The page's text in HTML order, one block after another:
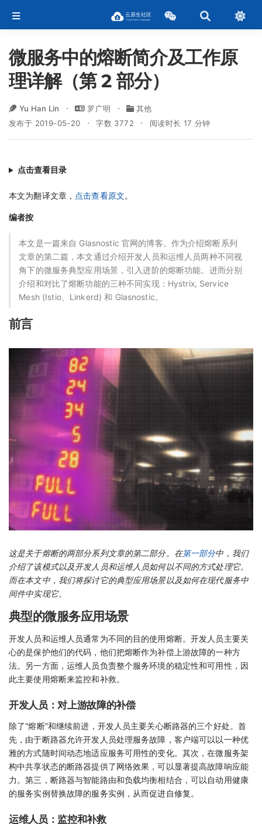
微服务中的熔断简介及工作原
理详解（第 2 部分）
Yu Han Lin 罗广明
其他
发布于 2019-05-20
字数 3772 阅读时长 17 分钟
点击查看目录
本文为翻译文章， 点击查看原文。
编者按
本文是一篇来自 Glasnostic 官网的博客。作为介绍熔断系列
文章的第二篇，本文通过介绍开发人员和运维人员两种不同视
角下的微服务典型应用场景，引入进阶的熔断功能。进而分别
介绍和对比了熔断功能的三种不同实现：Hystrix, Service
Mesh (Istio、Linkerd) 和 Glasnostic。
前言
这是关于熔断的两部分系列文章的第二部分。在第一部分中，我们
介绍了该模式以及开发人员和运维人员如何以不同的方式处理它。
而在本文中，我们将探讨它的典型应用场景以及如何在现代服务中
间件中实现它。
典型的微服务应用场景
开发人员和运维人员通常为不同的目的使用熔断。开发人员主要关
心的是保护他们的代码，他们把熔断作为补偿上游故障的一种方
法。另一方面，运维人员负责整个服务环境的稳定性和可用性，因
此主要使用熔断来监控和补救。
开发人员：对上游故障的补偿
除了“熔断”和继续前进，开发人员主要关心断路器的三个好处。首
先，由于断路器允许开发人员处理服务故障，客户端可以以一种优
雅的方式随时间动态地适应服务可用性的变化。其次，在微服务架
构中共享状态的断路器提供了网络效果，可以显著提高故障响应能
力。第三，断路器与智能路由和负载均衡相结合，可以自动用健康
的服务实例替换故障的服务实例，从而促进自修复。
运维人员：监控和补救